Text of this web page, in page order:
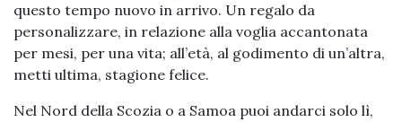
questo tempo nuovo in arrivo. Un regalo da
personalizzare, in relazione alla voglia accantonata
per mesi, per una vita; all’età, al godimento di un’altra,
metti ultima, stagione felice.
Nel Nord della Scozia o a Samoa puoi andarci solo lì,